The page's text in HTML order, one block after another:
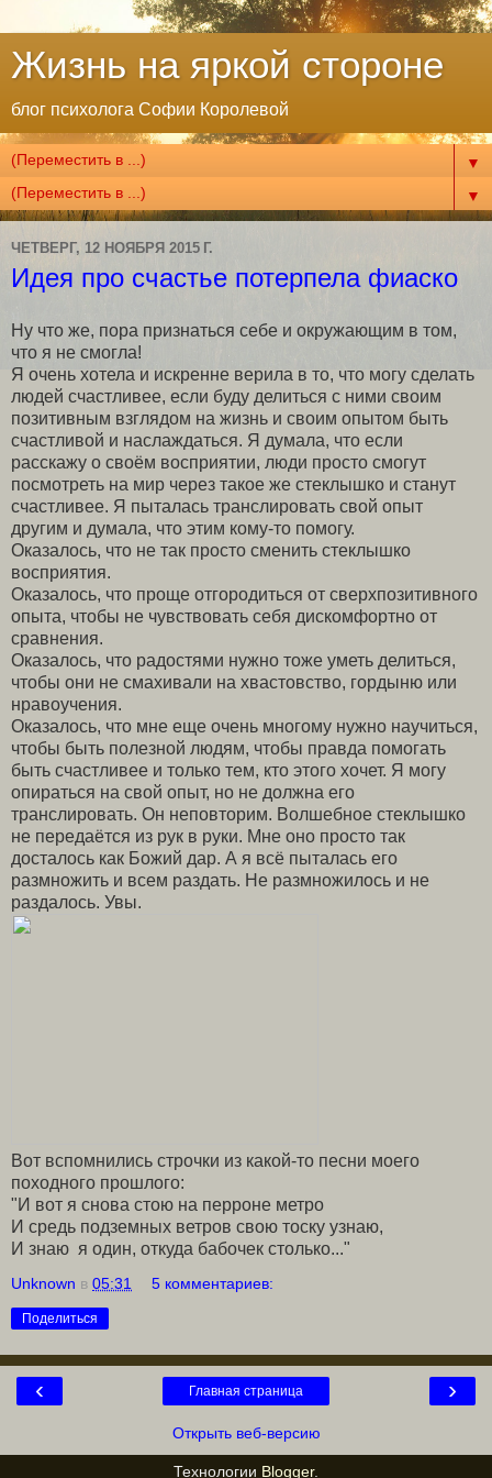
Жизнь на яркой стороне
блог психолога Софии Королевой
▼
▼
ЧЕТВЕРГ, 12 НОЯБРЯ 2015 Г.
Идея про счастье потерпела фиаско
Ну что же, пора признаться себе и окружающим в том,
что я не смогла!
Я очень хотела и искренне верила в то, что могу сделать
людей счастливее, если буду делиться с ними своим
позитивным взглядом на жизнь и своим опытом быть
счастливой и наслаждаться. Я думала, что если
расскажу о своём восприятии, люди просто смогут
посмотреть на мир через такое же стеклышко и станут
счастливее. Я пыталась транслировать свой опыт
другим и думала, что этим кому-то помогу.
Оказалось, что не так просто сменить стеклышко
восприятия.
Оказалось, что проще отгородиться от сверхпозитивного
опыта, чтобы не чувствовать себя дискомфортно от
сравнения.
Оказалось, что радостями нужно тоже уметь делиться,
чтобы они не смахивали на хвастовство, гордыню или
нравоучения.
Оказалось, что мне еще очень многому нужно научиться,
чтобы быть полезной людям, чтобы правда помогать
быть счастливее и только тем, кто этого хочет. Я могу
опираться на свой опыт, но не должна его
транслировать. Он неповторим. Волшебное стеклышко
не передаётся из рук в руки. Мне оно просто так
досталось как Божий дар. А я всё пыталась его
размножить и всем раздать. Не размножилось и не
раздалось. Увы.
Вот вспомнились строчки из какой-то песни моего
походного прошлого:
"И вот я снова стою на перроне метро
И средь подземных ветров свою тоску узнаю,
И знаю я один, откуда бабочек столько..."
Unknown в 05:31 5 комментариев:
Поделиться
‹ ›
Главная страница
Открыть веб-версию
Технологии Blogger.